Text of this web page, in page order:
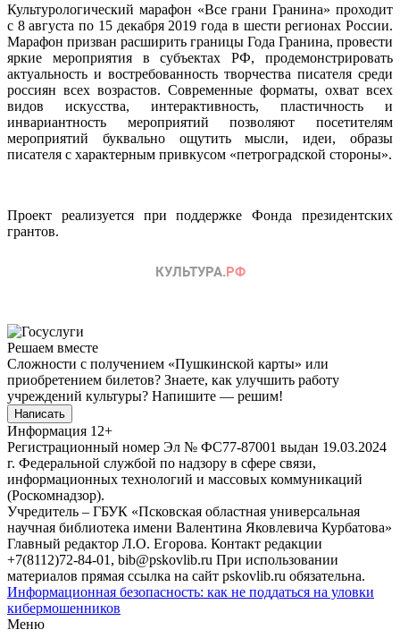
Культурологический марафон «Все грани Гранина» проходит
с 8 августа по 15 декабря 2019 года в шести регионах России.
Марафон призван расширить границы Года Гранина, провести
яркие мероприятия в субъектах РФ, продемонстрировать
актуальность и востребованность творчества писателя среди
россиян всех возрастов. Современные форматы, охват всех
видов искусства, интерактивность, пластичность и
инвариантность мероприятий позволяют посетителям
мероприятий буквально ощутить мысли, идеи, образы
писателя с характерным привкусом «петроградской стороны».
Проект реализуется при поддержке Фонда президентских
грантов.
Решаем вместе
Сложности с получением «Пушкинской карты» или
приобретением билетов? Знаете, как улучшить работу
учреждений культуры? Напишите — решим!
Написать
Информация 12+
Регистрационный номер Эл № ФС77-87001 выдан 19.03.2024
г. Федеральной службой по надзору в сфере связи,
информационных технологий и массовых коммуникаций
(Роскомнадзор).
Учредитель – ГБУК «Псковская областная универсальная
научная библиотека имени Валентина Яковлевича Курбатова»
Главный редактор Л.О. Егорова. Контакт редакции
+7(8112)72-84-01, bib@pskovlib.ru При использовании
материалов прямая ссылка на сайт pskovlib.ru обязательна.
Информационная безопасность: как не поддаться на уловки
кибермошенников
Меню